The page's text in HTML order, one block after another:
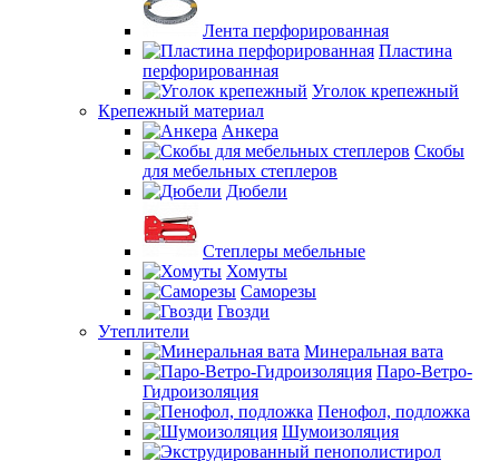
Лента перфорированная
Пластина
перфорированная
Уголок крепежный
Крепежный материал
Анкера
Скобы
для мебельных степлеров
Дюбели
Степлеры мебельные
Хомуты
Саморезы
Гвозди
Утеплители
Минеральная вата
Паро-Ветро-
Гидроизоляция
Пенофол, подложка
Шумоизоляция